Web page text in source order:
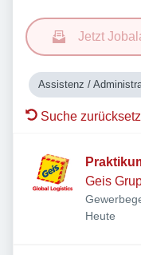
Jetzt
Assistenz /
Suche
Geis
4, 95119
Heute